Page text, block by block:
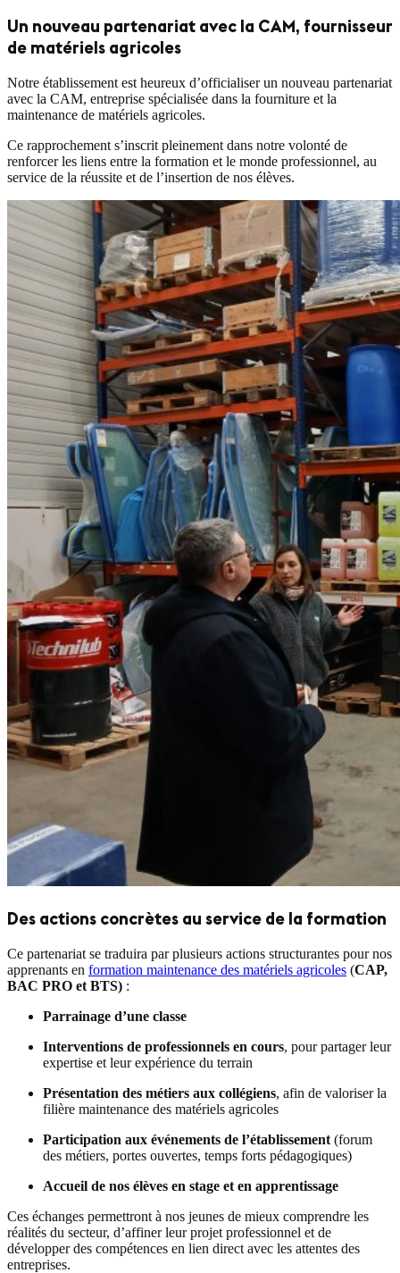
Un nouveau partenariat avec la CAM, fournisseur
de matériels agricoles
Notre établissement est heureux d’officialiser un nouveau partenariat
avec la CAM, entreprise spécialisée dans la fourniture et la
maintenance de matériels agricoles.
Ce rapprochement s’inscrit pleinement dans notre volonté de
renforcer les liens entre la formation et le monde professionnel, au
service de la réussite et de l’insertion de nos élèves.
Des actions concrètes au service de la formation
Ce partenariat se traduira par plusieurs actions structurantes pour nos
apprenants en formation maintenance des matériels agricoles (CAP,
BAC PRO et BTS) :
Parrainage d’une classe
Interventions de professionnels en cours, pour partager leur
expertise et leur expérience du terrain
Présentation des métiers aux collégiens, afin de valoriser la
filière maintenance des matériels agricoles
Participation aux événements de l’établissement (forum
des métiers, portes ouvertes, temps forts pédagogiques)
Accueil de nos élèves en stage et en apprentissage
Ces échanges permettront à nos jeunes de mieux comprendre les
réalités du secteur, d’affiner leur projet professionnel et de
développer des compétences en lien direct avec les attentes des
entreprises.